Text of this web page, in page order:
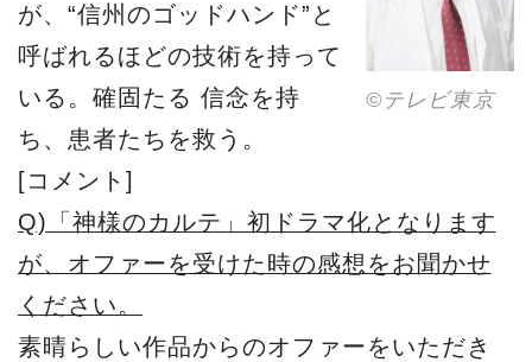
©︎テレビ東京
が、“信州のゴッドハンド”と
呼ばれるほどの技術を持って
いる。確固たる 信念を持
ち、患者たちを救う。
[コメント]
Q)「神様のカルテ」初ドラマ化となります
が、オファーを受けた時の感想をお聞かせ
ください。
素晴らしい作品からのオファーをいただき